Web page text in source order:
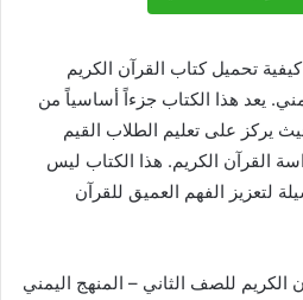
تحميل كتاب القرآن الكريم
يعد هذا الكتاب جزءاً أساسياً من
يركز على تعليم الطلاب القيم
القرآن الكريم. هذا الكتاب ليس
لتعزيز الفهم العميق للقرآن
الكريم للصف الثاني – المنهج اليمني